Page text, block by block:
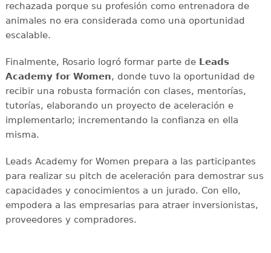
rechazada porque su profesión como entrenadora de
animales no era considerada como una oportunidad
escalable.
Finalmente, Rosario logró formar parte de Leads
Academy for Women, donde tuvo la oportunidad de
recibir una robusta formación con clases, mentorías,
tutorías, elaborando un proyecto de aceleración e
implementarlo; incrementando la confianza en ella
misma.
Leads Academy for Women prepara a las participantes
para realizar su pitch de aceleración para demostrar sus
capacidades y conocimientos a un jurado. Con ello,
empodera a las empresarias para atraer inversionistas,
proveedores y compradores.